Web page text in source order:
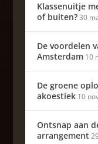
Klassenuitje
of buiten? 30
De voordelen
Amsterdam 10
De groene
akoestiek 10
Ontsnap aan
arrangement